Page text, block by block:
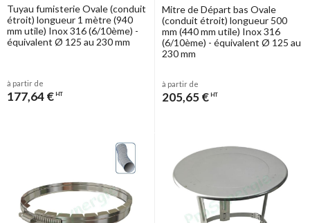
Diamètre
Equivalent
(mm)
125 139 180 200 200 230
Tuyau fumisterie Ovale (conduit
étroit) longueur 1 mètre (940
mm utile) Inox 316 (6/10ème) -
équivalent Ø 125 au 230 mm
à partir de
177,64 € HT
Mitre de Départ bas Ovale
(conduit étroit) longueur 500
mm (440 mm utile) Inox 316
(6/10ème) - équivalent Ø 125 au
230 mm
à partir de
205,65 € HT